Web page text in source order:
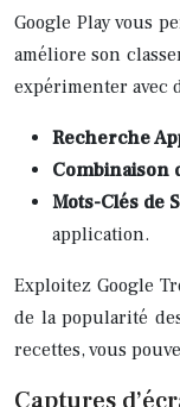
Google Play vous
améliore son
expérimenter avec
Recherche
Combinaison
Mots-Clés de
application.
Exploitez Google
de la popularité
recettes, vous
Captures